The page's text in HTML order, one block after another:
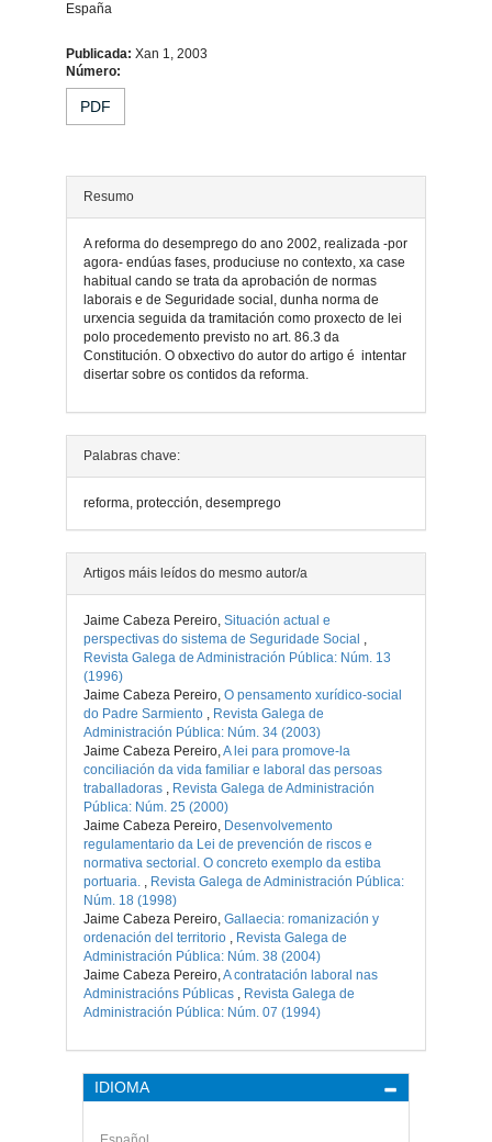
España
Contido
principal
do
artigo
Publicada: Xan 1, 2003
Número:
PDF
Resumo
A reforma do desemprego do ano 2002, realizada -por
agora- endúas fases, produciuse no contexto, xa case
habitual cando se trata da aprobación de normas
laborais e de Seguridade social, dunha norma de
urxencia seguida da tramitación como proxecto de lei
polo procedemento previsto no art. 86.3 da
Constitución. O obxectivo do autor do artigo é intentar
disertar sobre os contidos da reforma.
Detalles
do
artigo
Palabras chave:
reforma, protección, desemprego
Artigos máis leídos do mesmo autor/a
Jaime Cabeza Pereiro, Situación actual e
perspectivas do sistema de Seguridade Social ,
Revista Galega de Administración Pública: Núm. 13
(1996)
Jaime Cabeza Pereiro, O pensamento xurídico-social
do Padre Sarmiento , Revista Galega de
Administración Pública: Núm. 34 (2003)
Jaime Cabeza Pereiro,A lei para promove-la
conciliación da vida familiar e laboral das persoas
traballadoras , Revista Galega de Administración
Pública: Núm. 25 (2000)
Jaime Cabeza Pereiro, Desenvolvemento
regulamentario da Lei de prevención de riscos e
normativa sectorial. O concreto exemplo da estiba
portuaria. , Revista Galega de Administración Pública:
Núm. 18 (1998)
Jaime Cabeza Pereiro, Gallaecia: romanización y
ordenación del territorio , Revista Galega de
Administración Pública: Núm. 38 (2004)
Jaime Cabeza Pereiro,A contratación laboral nas
Administracións Públicas , Revista Galega de
Administración Pública: Núm. 07 (1994)
IDIOMA